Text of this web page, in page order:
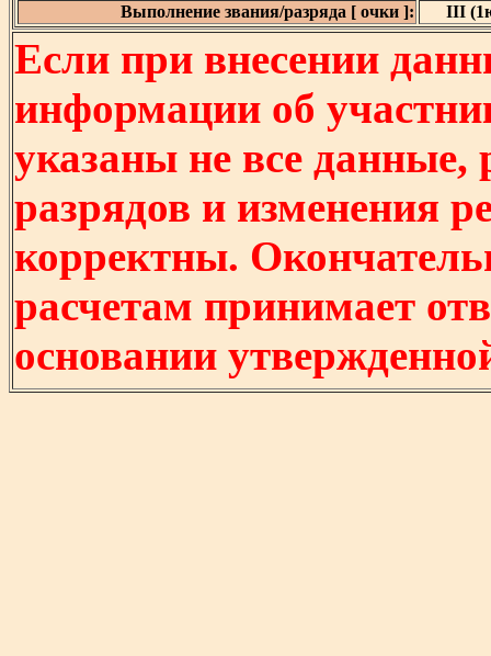
Выполнение звания/разряда [ очки ]:
III
Если при внесении
информации об
указаны не все
разрядов и изменения
корректны.
расчетам принимает
основании